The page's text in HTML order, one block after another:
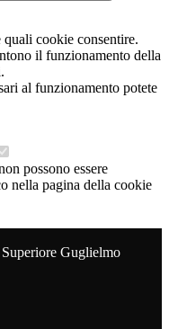
quali cookie consentire.
il funzionamento della
al funzionamento potete
possono essere
nella pagina della cookie
Guglielmo